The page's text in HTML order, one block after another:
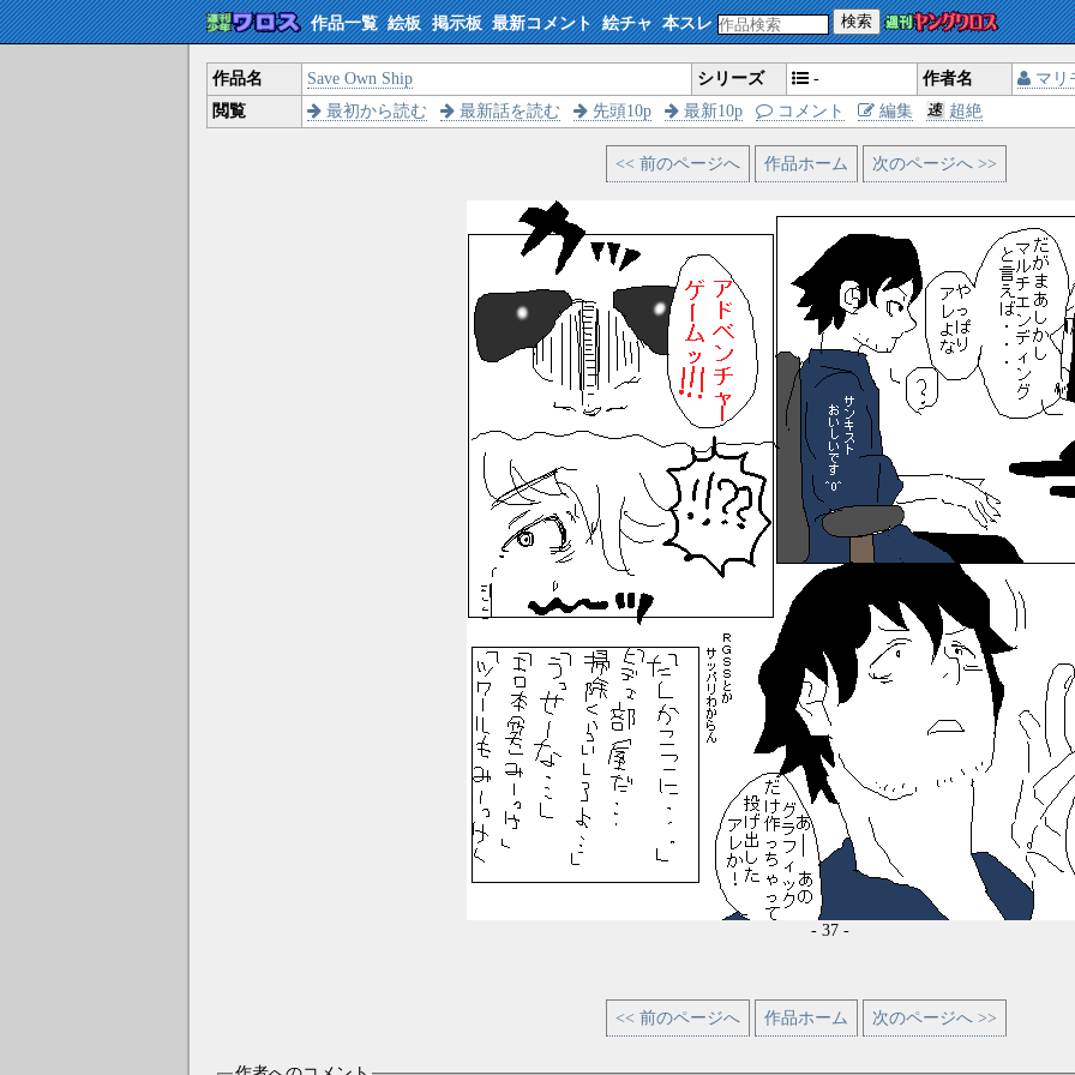
作品一覧 絵板 掲示板 最新コメント 絵チャ 本スレ 検索
作品名 Save Own Ship シリーズ - 作者名
マリ
閲覧
最初から読む 最新話を読む 先頭10p 最新10p コメント 編集 超絶
<< 前のページへ 作品ホーム 次のページへ >>
- 37 -
<< 前のページへ 作品ホーム 次のページへ >>